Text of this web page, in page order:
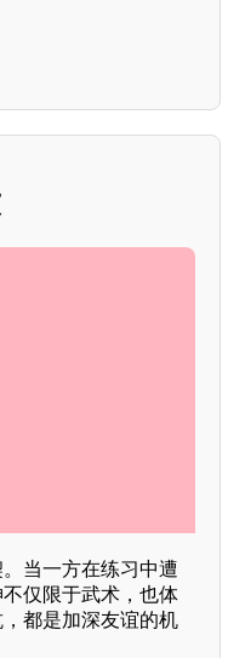
当一方在练习中遭
仅限于武术，也体
都是加深友谊的机